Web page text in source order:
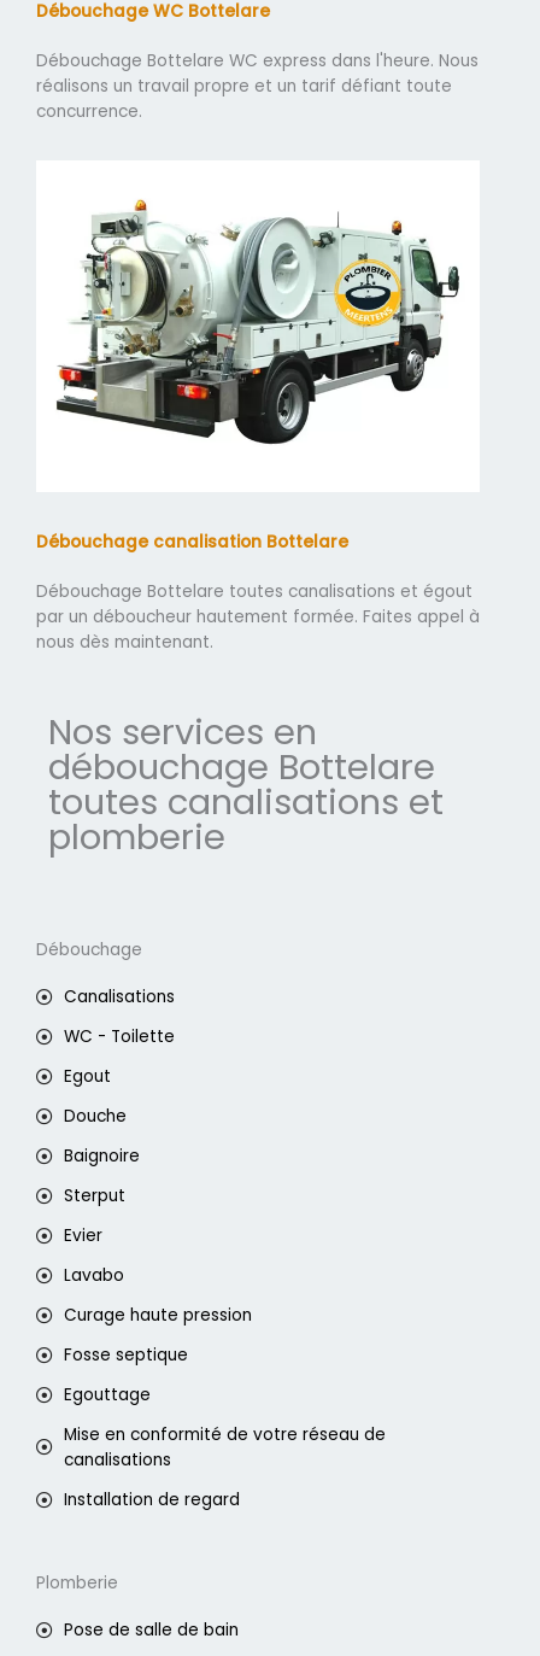
Débouchage WC Bottelare
Débouchage Bottelare WC express dans l'heure. Nous
réalisons un travail propre et un tarif défiant toute
concurrence.
Débouchage canalisation Bottelare
Débouchage Bottelare toutes canalisations et égout
par un déboucheur hautement formée. Faites appel à
nous dès maintenant.
Nos services en
débouchage Bottelare
toutes canalisations et
plomberie
Débouchage
Canalisations
WC - Toilette
Egout
Douche
Baignoire
Sterput
Evier
Lavabo
Curage haute pression
Fosse septique
Egouttage
Mise en conformité de votre réseau de
canalisations
Installation de regard
Plomberie
Pose de salle de bain